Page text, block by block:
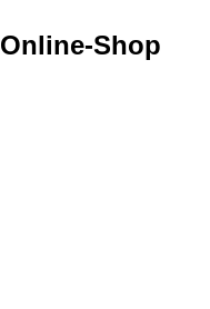
Online-Shop